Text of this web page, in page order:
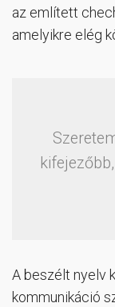
az említett
amelyikre elég
A beszélt nyelv
kommunikáció